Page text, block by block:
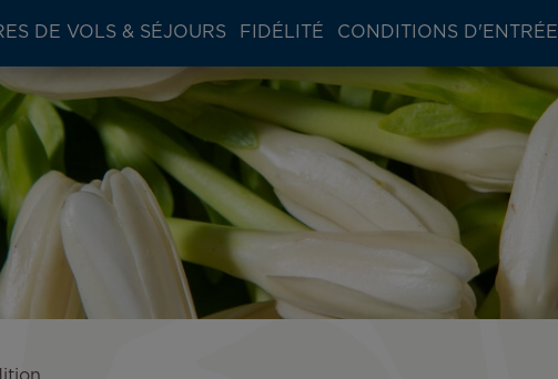
DE VOLS & SÉJOURS FIDÉLITÉ CONDITIONS D'ENTRÉE